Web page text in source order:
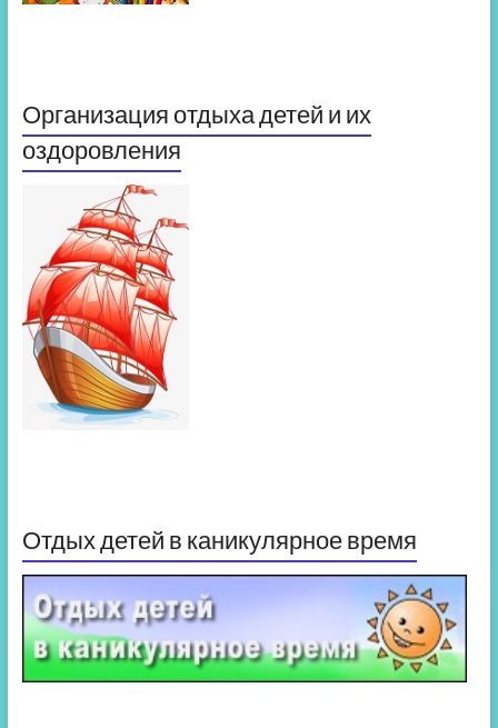
Организация отдыха детей и их
оздоровления
Отдых детей в каникулярное время